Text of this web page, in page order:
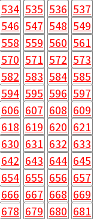
534 535 536 537
546 547 548 549
558 559 560 561
570 571 572 573
582 583 584 585
594 595 596 597
606 607 608 609
618 619 620 621
630 631 632 633
642 643 644 645
654 655 656 657
666 667 668 669
678 679 680 681